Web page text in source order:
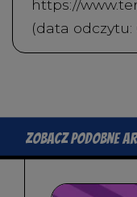
https://
(data odczytu:
Zobacz podobne